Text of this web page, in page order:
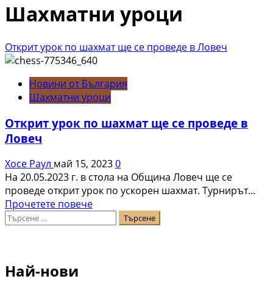
Шахматни уроци
Открит урок по шахмат ще се проведе в Ловеч
Новини от България
Шахматни уроци
Открит урок по шахмат ще се проведе в
Ловеч
Хосе Раул май 15, 20230
На 20.05.2023 г. в стола на Община Ловеч ще се
проведе открит урок по ускорен шахмат. Турнирът...
Прочетете повечеRead
Търсене
Най-нови